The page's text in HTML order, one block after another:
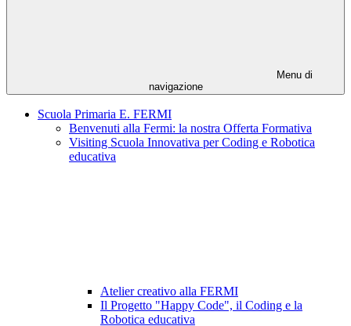
Menu di
navigazione
Scuola Primaria E. FERMI
Benvenuti alla Fermi: la nostra Offerta Formativa
Visiting Scuola Innovativa per Coding e Robotica
educativa
Atelier creativo alla FERMI
Il Progetto "Happy Code", il Coding e la
Robotica educativa